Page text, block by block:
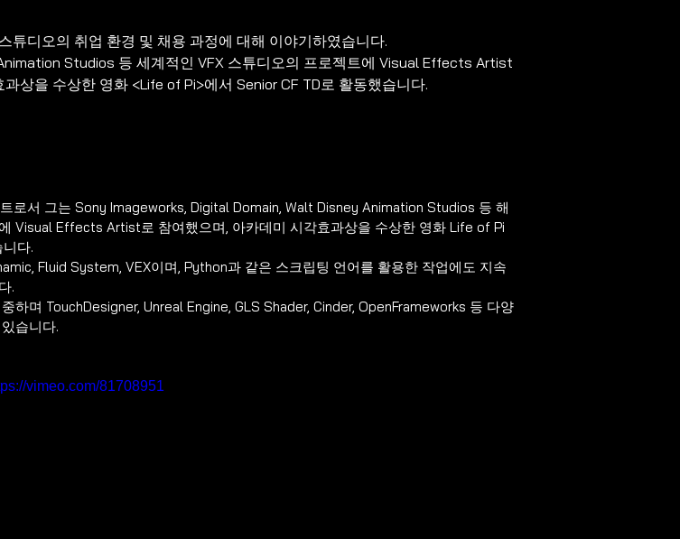
튜디오의 취업 환경 및 채용 과정에 대해 이야기하였습니다.
Studios 등 세계적인 VFX 스튜디오의 프로젝트에 Visual Effects Artist
상을 수상한 영화 <Life of Pi>에서 Senior CF TD로 활동했습니다.
로서 그는 Sony Imageworks, Digital Domain, Walt Disney Animation Studios 등 해
Visual Effects Artist로 참여했으며, 아카데미 시각효과상을 수상한 영화 Life of Pi
다.
Fluid System, VEX이며, Python과 같은 스크립팅 언어를 활용한 작업에도 지속
.
하며 TouchDesigner, Unreal Engine, GLS Shader, Cinder, OpenFrameworks 등 다양
습니다.
vimeo.com/81708951